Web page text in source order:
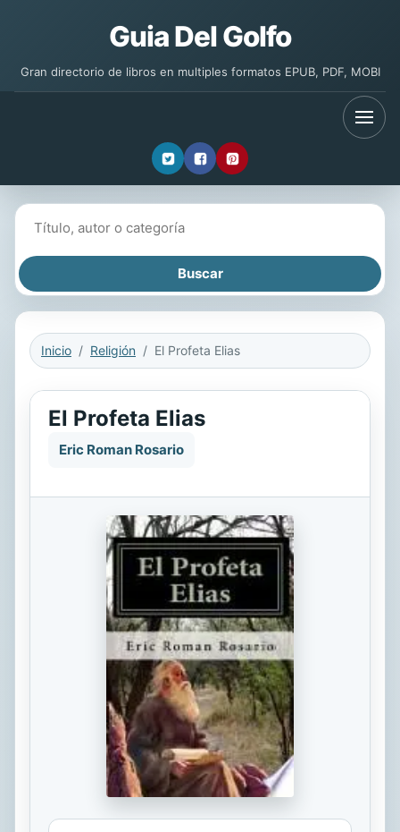
Guia Del Golfo
Gran directorio de libros en multiples formatos EPUB, PDF, MOBI
Inicio Religión El Profeta Elias
El Profeta Elias
Eric Roman Rosario